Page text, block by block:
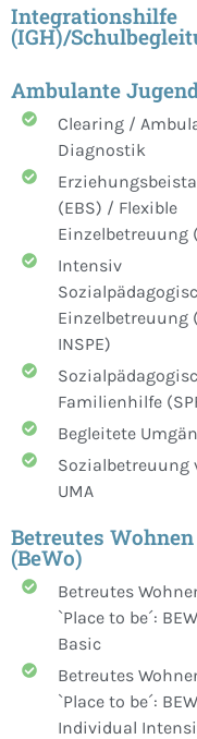
Integrationshilfe
(IGH)/
Ambulante
Clearing /
Diagnostik
(EBS) / Flexible
Einzelbetreuung
Intensiv
Einzelbetreuung
INSPE)
Familienhilfe
Begleitete
Sozialbetreuung
UMA
Betreutes Wohnen
(BeWo)
Betreutes
`Place to be´:
Basic
Betreutes
`Place to be´:
Individual